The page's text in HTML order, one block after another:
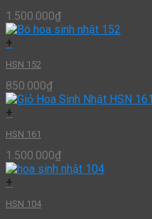
1.500.000₫
+
HSN 152
850.000₫
+
HSN 161
1.500.000₫
+
HSN 104